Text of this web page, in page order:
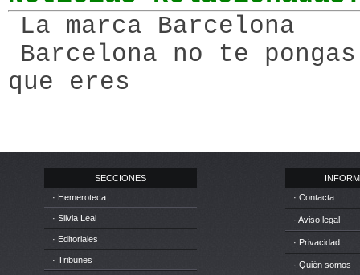
La marca Barcelona
Barcelona no te
que eres
SECCIONES
· Hemeroteca
· Silvia Leal
· Editoriales
· Tribunes
· Contacta
· Aviso legal
· Privacidad
· Quién somos